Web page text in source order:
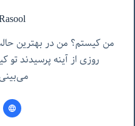
من کیستم؟ من در بهترین
روزی از آینه پرسیدند